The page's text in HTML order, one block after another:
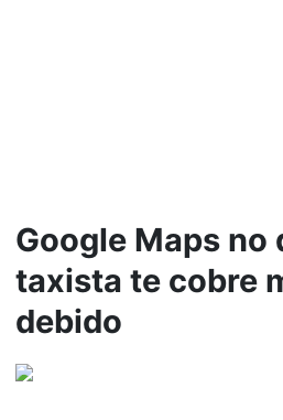
Google Maps no
taxista te cobre
debido